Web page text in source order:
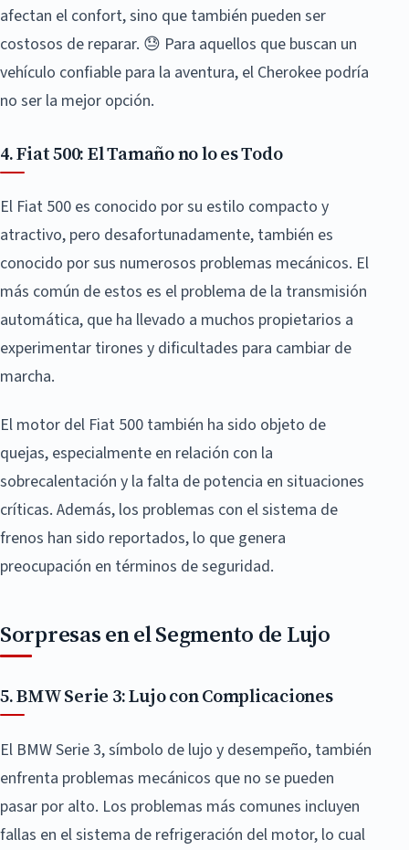
afectan el confort, sino que también pueden ser
costosos de reparar. 😓 Para aquellos que buscan un
vehículo confiable para la aventura, el Cherokee podría
no ser la mejor opción.
4. Fiat 500: El Tamaño no lo es Todo
El Fiat 500 es conocido por su estilo compacto y
atractivo, pero desafortunadamente, también es
conocido por sus numerosos problemas mecánicos. El
más común de estos es el problema de la transmisión
automática, que ha llevado a muchos propietarios a
experimentar tirones y dificultades para cambiar de
marcha.
El motor del Fiat 500 también ha sido objeto de
quejas, especialmente en relación con la
sobrecalentación y la falta de potencia en situaciones
críticas. Además, los problemas con el sistema de
frenos han sido reportados, lo que genera
preocupación en términos de seguridad.
Sorpresas en el Segmento de Lujo
5. BMW Serie 3: Lujo con Complicaciones
El BMW Serie 3, símbolo de lujo y desempeño, también
enfrenta problemas mecánicos que no se pueden
pasar por alto. Los problemas más comunes incluyen
fallas en el sistema de refrigeración del motor, lo cual